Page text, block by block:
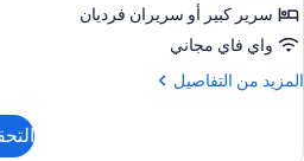
سرير كبير‫‬ أو سريران فرديان
واي فاي مجاني
المزيد من التفاصيل
المزيد